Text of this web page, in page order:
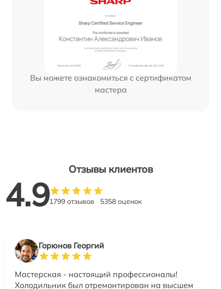
Вы можете ознакомиться с сертификатом
мастера
Отзывы клиентов
4.91799 отзывов 5358 оценок
Горюнов Георгий
Мастерская - настоящий профессионалы!
Холодильник был отремонтирован на высшем